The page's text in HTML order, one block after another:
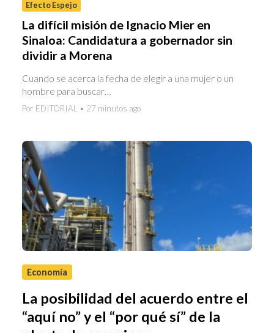
Efecto Espejo
La difícil misión de Ignacio Mier en
Sinaloa: Candidatura a gobernador sin
dividir a Morena
Cuando se acerca la fecha de elegir a una mujer o un
hombre para buscar…
Por EDITORIAL • 27 minutos ago
Economía
La posibilidad del acuerdo entre el
“aquí no” y el “por qué sí” de la